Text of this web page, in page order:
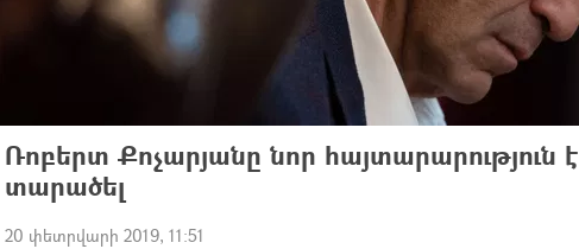
Ռոբերտ Քոչարյանը նոր հայտարարություն է
տարածել
20 փետրվարի 2019, 11:51